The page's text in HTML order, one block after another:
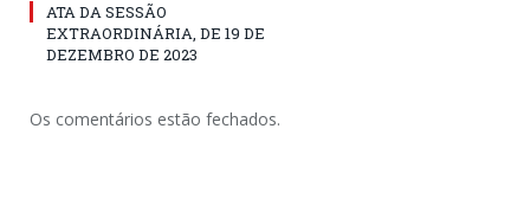
ATA DA SESSÃO
EXTRAORDINÁRIA, DE 19 DE
DEZEMBRO DE 2023
Os comentários estão fechados.